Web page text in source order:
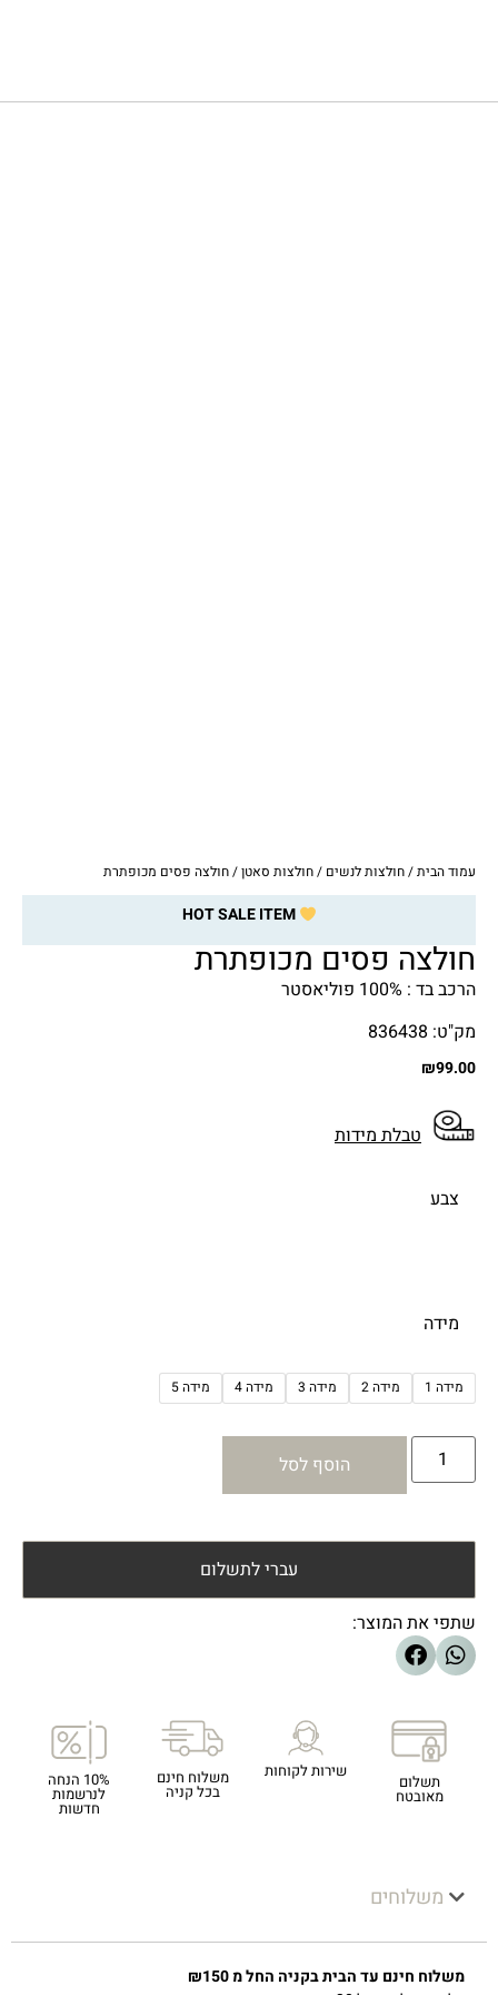
עמוד הבית/חולצות לנשים /חולצות סאטן/ חולצה פסים מכופתרת
HOT SALE ITEM
חולצה פסים מכופתרת
הרכב בד : 100% פוליאסטר
מק"ט: 836438
₪99.00
טבלת מידות
צבע
מידה
מידה 1 מידה 2 מידה 3 מידה 4 מידה 5
הוסף לסל
עברי לתשלום
שתפי את המוצר:
תשלום
מאובטח
שירות לקוחות משלוח חינם
בכל קניה
10% הנחה
לנרשמות
חדשות
משלוחים
משלוח חינם עד הבית בקניה החל מ ₪150